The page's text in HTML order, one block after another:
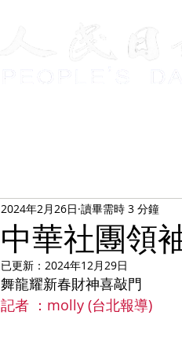
中華社團領
2024年2月26日 讀畢需時 3 分鐘
已更新： 2024年12月29日
舞龍耀新春財神喜敲門
記者 ：molly (台北報導)